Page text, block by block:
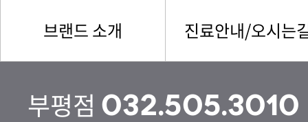
브랜드 소개 진료안내/오시는
부평점 032.505.3010